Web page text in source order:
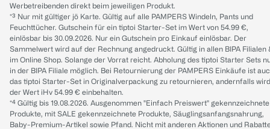
Werbetreibenden direkt beim jeweiligen Produkt.
*³ Nur mit gültiger jö Karte. Gültig auf alle PAMPERS Windeln, Pants und
Feuchttücher. Gutschein für ein tiptoi Starter-Set im Wert von 54.99 €,
einlösbar bis 30.09.2026. Nur ein Gutschein pro Einkauf einlösbar. Der
Sammelwert wird auf der Rechnung angedruckt. Gültig in allen BIPA Filialen
im Online Shop. Solange der Vorrat reicht. Abholung des tiptoi Starter Sets
in der BIPA Filiale möglich. Bei Retournierung der PAMPERS Einkäufe ist
das tiptoi Starter-Set in Originalverpackung zu retournieren, andernfalls wird
der Wert iHv 54.99 € einbehalten.
*⁴ Gültig bis 19.08.2026. Ausgenommen "Einfach Preiswert" gekennzeichnete
Produkte, mit SALE gekennzeichnete Produkte, Säuglingsanfangsnahrung,
Baby-Premium-Artikel sowie Pfand. Nicht mit anderen Aktionen und